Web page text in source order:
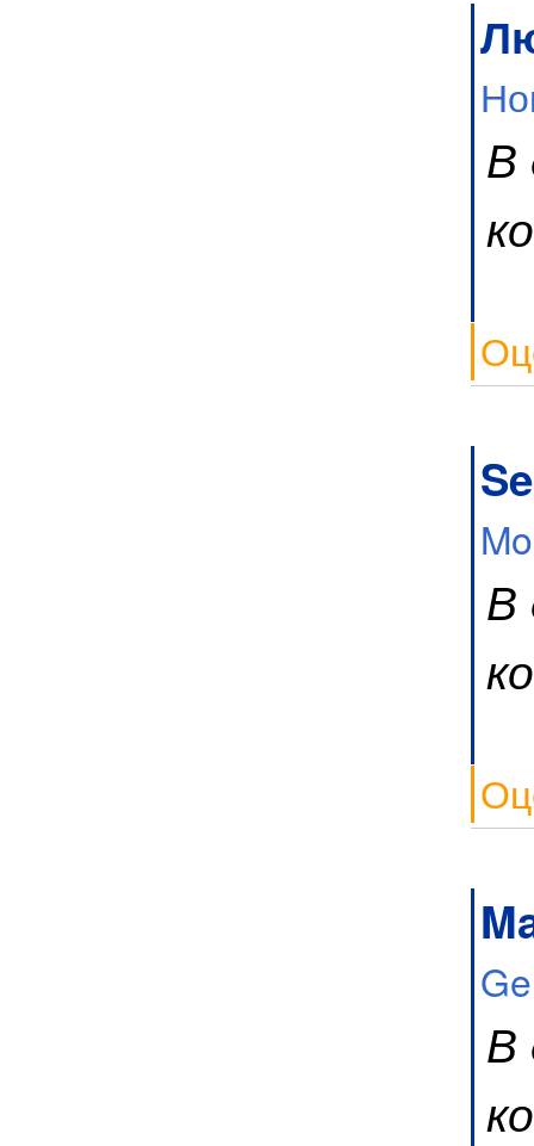
В
В
В